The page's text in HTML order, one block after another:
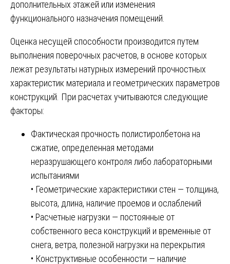
дополнительных этажей или изменения
функционального назначения помещений.
Оценка несущей способности производится путем
выполнения поверочных расчетов, в основе которых
лежат результаты натурных измерений прочностных
характеристик материала и геометрических параметров
конструкций. При расчетах учитываются следующие
факторы:
Фактическая прочность полистиролбетона на
сжатие, определенная методами
неразрушающего контроля либо лабораторными
испытаниями
• Геометрические характеристики стен — толщина,
высота, длина, наличие проемов и ослаблений
• Расчетные нагрузки — постоянные от
собственного веса конструкций и временные от
снега, ветра, полезной нагрузки на перекрытия
• Конструктивные особенности — наличие